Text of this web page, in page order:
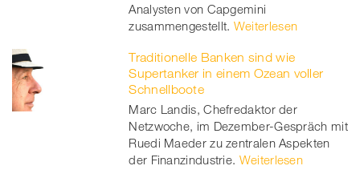
Analysten von Capgemini
zusammengestellt. Weiterlesen
Traditionelle Banken sind wie
Supertanker in einem Ozean voller
Schnellboote
Marc Landis, Chefredaktor der
Netzwoche, im Dezember-Gespräch mit
Ruedi Maeder zu zentralen Aspekten
der Finanzindustrie. Weiterlesen